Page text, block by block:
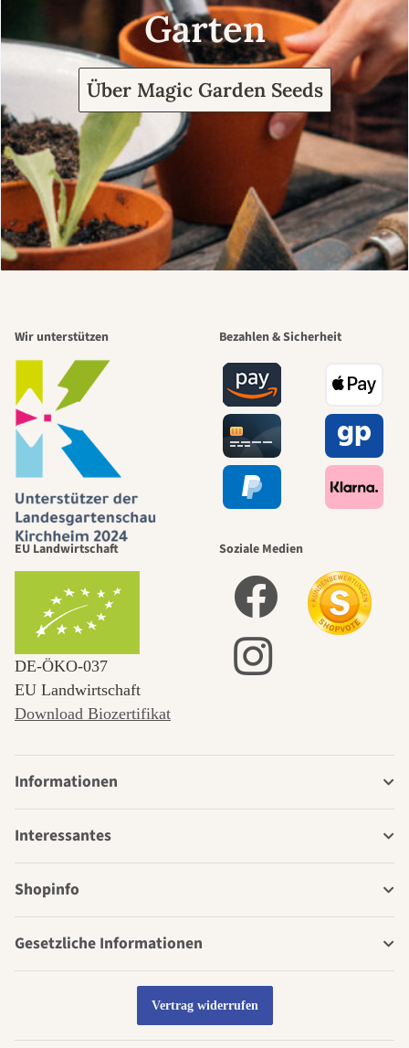
Garten
Über Magic Garden Seeds
Wir unterstützen Bezahlen & Sicherheit
EU Landwirtschaft
DE‑ÖKO‑037
EU Landwirtschaft
Download Biozertifikat
Soziale Medien
Informationen
Interessantes
Shopinfo
Gesetzliche Informationen
Vertrag widerrufen